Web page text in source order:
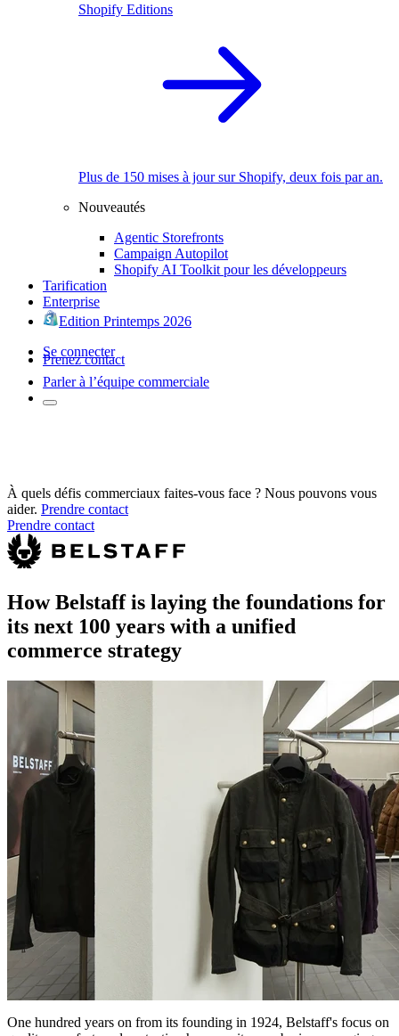
Shopify Editions
Plus de 150 mises à jour sur Shopify, deux fois par an.
Nouveautés
Agentic Storefronts
Campaign Autopilot
Shopify AI Toolkit pour les développeurs
Tarification
Enterprise
Edition Printemps 2026
Se connecter
Prenez contact
Parler à l’équipe commerciale
À quels défis commerciaux faites-vous face ? Nous pouvons vous
aider. Prendre contact
Prendre contact
How Belstaff is laying the foundations for
its next 100 years with a unified
commerce strategy
One hundred years on from its founding in 1924, Belstaff's focus on